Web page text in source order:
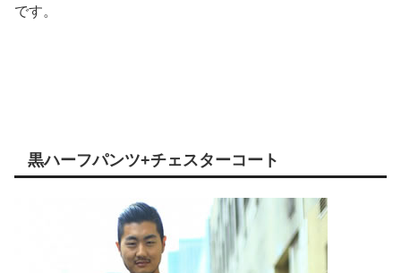
です。
黒ハーフパンツ+チェスターコート